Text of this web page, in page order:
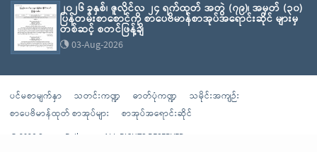
၂၀၂၆ ခုနှစ်၊ ဇူလိုင်လ ၂၄ ရက်ထုတ် အတွဲ (၇၉)၊ အမှတ် (၃၀)
ပြန်တမ်းစာစောင်ကို စာပေဗိမာန်စာအုပ်အရောင်းဆိုင် များမှ
တစ်ဆင့် စတင်ဖြန့်ချိ
03-Aug-2026
ပင်မစာမျက်နှာ သတင်းကဏ္ဍ ဓာတ်ပုံကဏ္ဍ
သမိုင်းအကျဉ်း
စာပေဗိမာန်ထုတ် စာအုပ်များ
စာအုပ်အရောင်းဆိုင်
© 2026 Sarpay Beikman - ALL RIGHTS RESERVED